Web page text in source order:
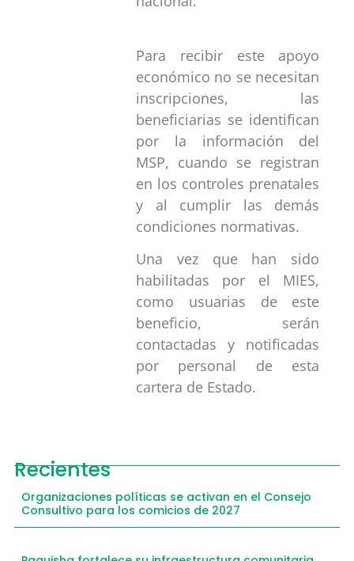
Para recibir este apoyo
económico no se necesitan
inscripciones, las
beneficiarias se identifican
por la información del
MSP, cuando se registran
en los controles prenatales
y al cumplir las demás
condiciones normativas.
Una vez que han sido
habilitadas por el MIES,
como usuarias de este
beneficio, serán
contactadas y notificadas
por personal de esta
cartera de Estado.
Recientes
Organizaciones políticas se activan en el Consejo
Consultivo para los comicios de 2027